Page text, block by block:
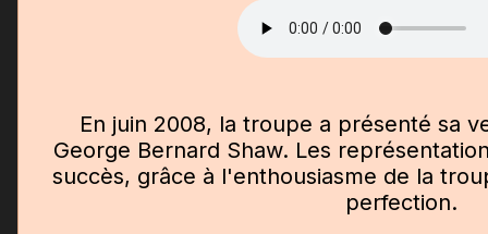
En juin 2008, la troupe a présenté sa
George Bernard Shaw. Les
succès, grâce à l'enthousiasme de la
perfection.